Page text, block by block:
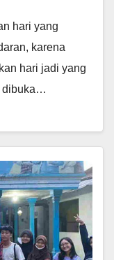
hari yang
karena
hari jadi yang
dibuka…